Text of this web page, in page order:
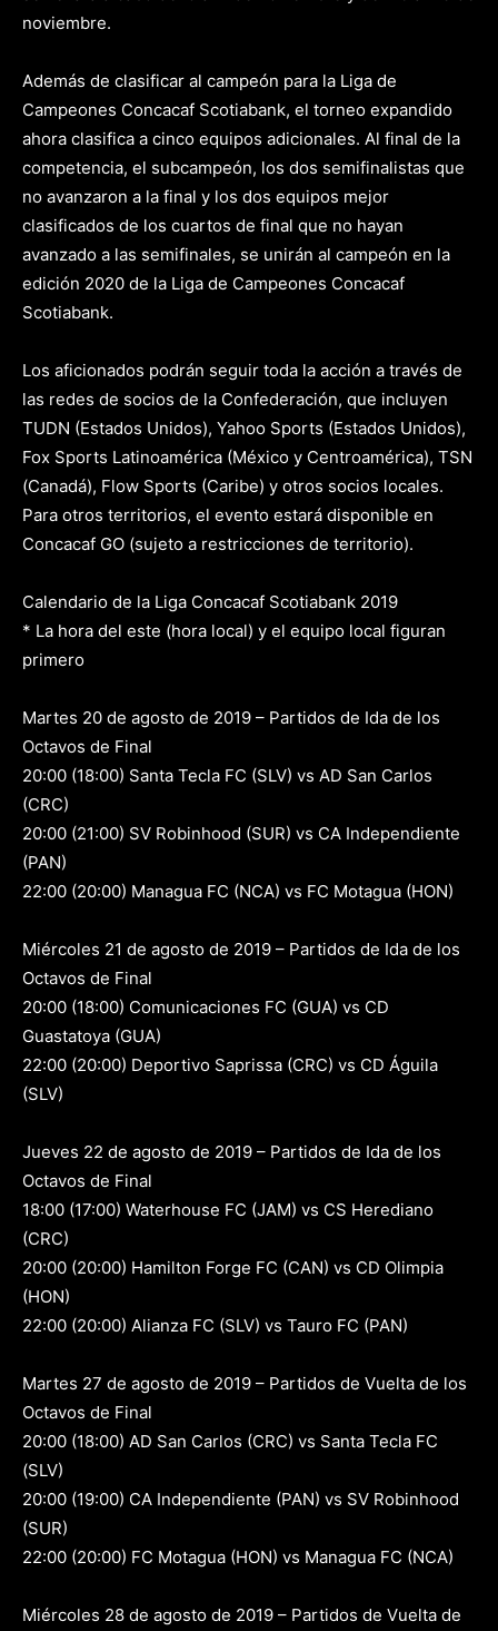
noviembre.
Además de clasificar al campeón para la Liga de
Campeones Concacaf Scotiabank, el torneo expandido
ahora clasifica a cinco equipos adicionales. Al final de la
competencia, el subcampeón, los dos semifinalistas que
no avanzaron a la final y los dos equipos mejor
clasificados de los cuartos de final que no hayan
avanzado a las semifinales, se unirán al campeón en la
edición 2020 de la Liga de Campeones Concacaf
Scotiabank.
Los aficionados podrán seguir toda la acción a través de
las redes de socios de la Confederación, que incluyen
TUDN (Estados Unidos), Yahoo Sports (Estados Unidos),
Fox Sports Latinoamérica (México y Centroamérica), TSN
(Canadá), Flow Sports (Caribe) y otros socios locales.
Para otros territorios, el evento estará disponible en
Concacaf GO (sujeto a restricciones de territorio).
Calendario de la Liga Concacaf Scotiabank 2019
* La hora del este (hora local) y el equipo local figuran
primero
Martes 20 de agosto de 2019 – Partidos de Ida de los
Octavos de Final
20:00 (18:00) Santa Tecla FC (SLV) vs AD San Carlos
(CRC)
20:00 (21:00) SV Robinhood (SUR) vs CA Independiente
(PAN)
22:00 (20:00) Managua FC (NCA) vs FC Motagua (HON)
Miércoles 21 de agosto de 2019 – Partidos de Ida de los
Octavos de Final
20:00 (18:00) Comunicaciones FC (GUA) vs CD
Guastatoya (GUA)
22:00 (20:00) Deportivo Saprissa (CRC) vs CD Águila
(SLV)
Jueves 22 de agosto de 2019 – Partidos de Ida de los
Octavos de Final
18:00 (17:00) Waterhouse FC (JAM) vs CS Herediano
(CRC)
20:00 (20:00) Hamilton Forge FC (CAN) vs CD Olimpia
(HON)
22:00 (20:00) Alianza FC (SLV) vs Tauro FC (PAN)
Martes 27 de agosto de 2019 – Partidos de Vuelta de los
Octavos de Final
20:00 (18:00) AD San Carlos (CRC) vs Santa Tecla FC
(SLV)
20:00 (19:00) CA Independiente (PAN) vs SV Robinhood
(SUR)
22:00 (20:00) FC Motagua (HON) vs Managua FC (NCA)
Miércoles 28 de agosto de 2019 – Partidos de Vuelta de